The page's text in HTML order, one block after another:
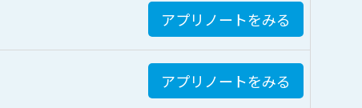
アプリノートをみる
アプリノートをみる